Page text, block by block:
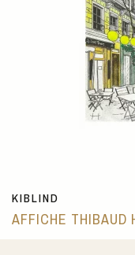
KIBLIND
AFFICHE THIBAUD